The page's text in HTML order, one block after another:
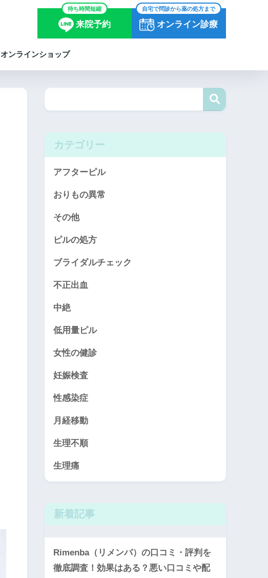
待ち時間短縮
来院予約
自宅で問診から薬の処方まで
オンライン診療
オンラインショップ
カテゴリー
アフターピル
おりもの異常
その他
ピルの処方
ブライダルチェック
不正出血
中絶
低用量ピル
女性の健診
妊娠検査
性感染症
月経移動
生理不順
生理痛
新着記事
Rimenba（リメンバ）の口コミ・評判を
徹底調査！効果はある？悪い口コミや配